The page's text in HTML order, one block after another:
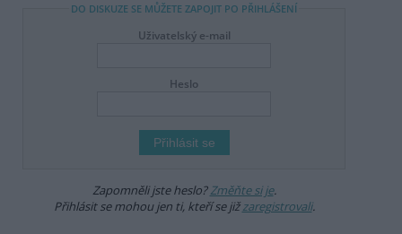
DO DISKUZE SE MŮŽETE ZAPOJIT PO PŘIHLÁŠENÍ
Uživatelský e-mail
Heslo
Zapomněli jste heslo?Změňte si je.
Přihlásit se mohou jen ti, kteří se jižzaregistrovali.